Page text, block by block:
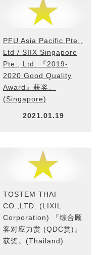
PFU Asia Pacific Pte.,
Ltd / SIIX Singapore
Pte., Ltd. 『2019-
2020 Good Quality
Award』获奖。
(Singapore)
2021.01.19
TOSTEM THAI
CO.,LTD. (LIXIL
Corporation) 『综合顾
客对应力赏 (QDC赏)』
获奖。(Thailand)